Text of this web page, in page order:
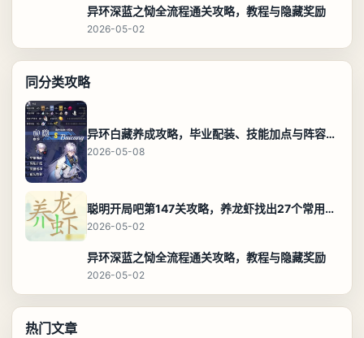
异环深蓝之恸全流程通关攻略，教程与隐藏奖励
2026-05-02
同分类攻略
异环白藏养成攻略，毕业配装、技能加点与阵容搭配保姆级解析
2026-05-08
聪明开局吧第147关攻略，养龙虾找出27个常用字通关答案
2026-05-02
异环深蓝之恸全流程通关攻略，教程与隐藏奖励
2026-05-02
热门文章